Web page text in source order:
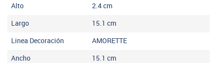
Alto 2.4cm
Largo 15.1 cm
Linea Decoración AMORETTE
Ancho 15.1 cm